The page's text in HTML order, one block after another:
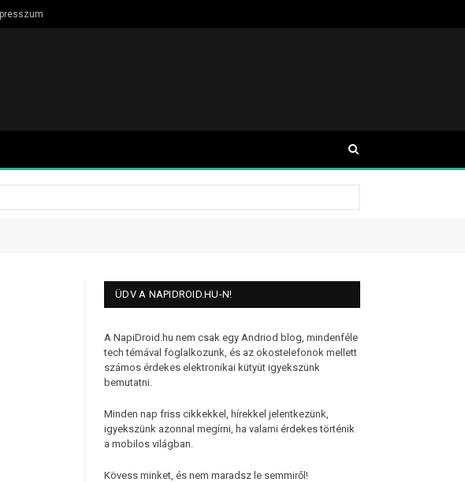
ÜDV A NAPIDROID.HU-N!
A NapiDroid.hu nem csak egy Andriod blog, mindenféle
tech témával foglalkozunk, és az okostelefonok mellett
számos érdekes elektronikai kütyüt igyekszünk
bemutatni.
Minden nap friss cikkekkel, hírekkel jelentkezünk,
igyekszünk azonnal megírni, ha valami érdekes történik
a mobilos világban.
Kövess minket, és nem maradsz le semmiről!